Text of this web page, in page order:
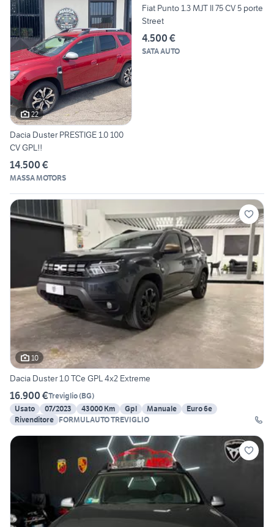
22
Dacia Duster PRESTIGE 1.0 100
CV GPL!!
14.500 €
MASSA MOTORS
Fiat Punto 1.3 MJT II 75 CV 5 porte
Street
4.500 €
SATA AUTO
10
Dacia Duster 1.0 TCe GPL 4x2 Extreme
16.900 €Treviglio(BG)
Usato
07/2023 43000 Km Gpl Manuale
Euro 6e
Rivenditore FORMULAUTO TREVIGLIO